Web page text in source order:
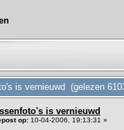
is vernieuwd (gelezen
is vernieuwd
op: 10-04-2006, 19:13:31 »